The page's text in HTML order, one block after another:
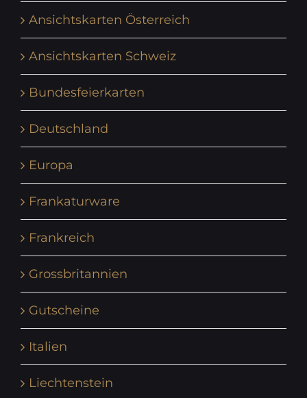
Ansichtskarten Österreich
Ansichtskarten Schweiz
Bundesfeierkarten
Deutschland
Europa
Frankaturware
Frankreich
Grossbritannien
Gutscheine
Italien
Liechtenstein